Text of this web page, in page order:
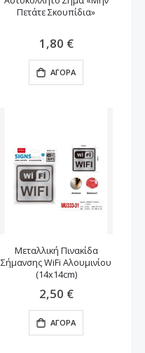
Πετάτε Σκουπίδια»
1,80 €
ΑΓΟΡΆ
Μεταλλική Πινακίδα
Σήμανσης WiFi Αλουμινίου
(14x14cm)
2,50 €
ΑΓΟΡΆ